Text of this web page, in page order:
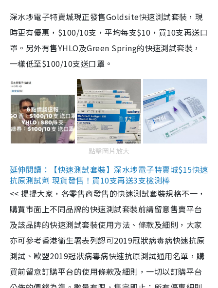
深水埗電子特賣城現正發售Goldsite快速測試套裝，現
時更有優惠，$100/10支，平均每支$10，買10支再送口
罩。另外有售YHLO及Green Spring的快速測試套裝，
一樣低至$100/10支送口罩。
點擊圖片放大
延伸閱讀：【快速測試套裝】深水埗電子特賣城$15快速
抗原測試劑 現貨發售！買10支再送3支檢測棒
<< 提提大家，各零售商發售的快速測試套裝規格不一，
購買市面上不同品牌的快速測試套裝前請留意售賣平台
及該品牌的快速測試套裝使用方法、條款及細則，大家
亦可參考香港衞生署表列認可2019冠狀病毒病快速抗原
測試、歐盟2019冠狀病毒病快速抗原測試通用名單，購
買前留意訂購平台的使用條款及細則，一切以訂購平台